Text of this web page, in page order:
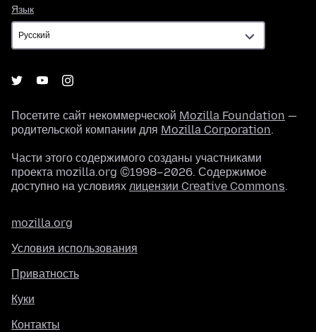
Язык
Посетите сайт некоммерческой Mozilla Foundation —
родительской компании для Mozilla Corporation.
Части этого содержимого созданы участниками
проекта mozilla.org ©1998–2026. Содержимое
доступно на условиях лицензии Creative Commons.
mozilla.org
Условия использования
Приватность
Куки
Контакты